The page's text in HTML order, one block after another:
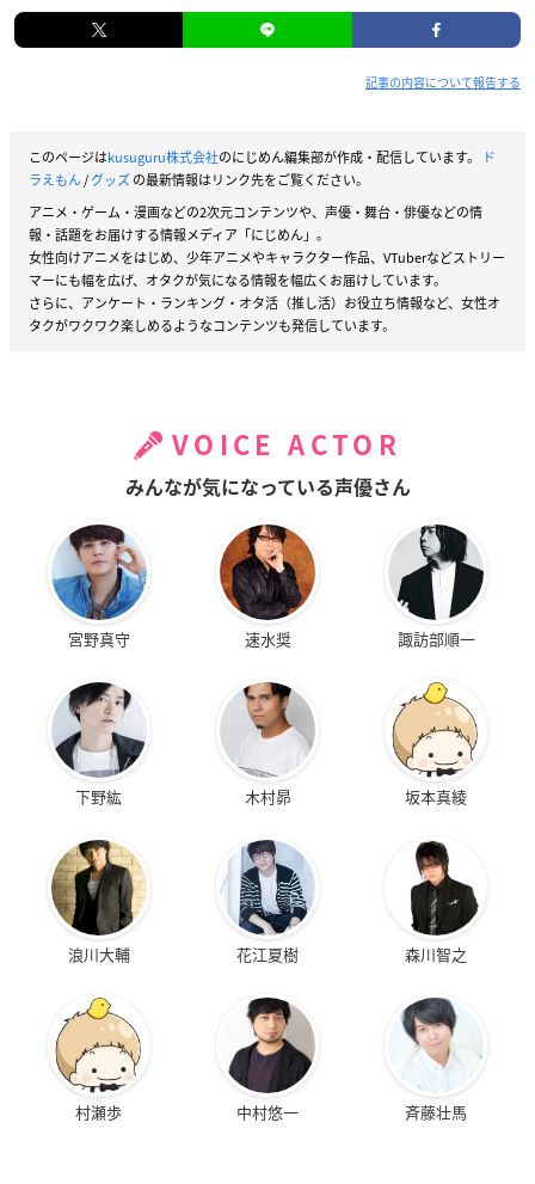
記事の内容について報告する
このページはkusuguru株式会社のにじめん編集部が作成・配信しています。
ド
ラえもん/グッズの最新情報はリンク先をご覧ください。
アニメ・ゲーム・漫画などの2次元コンテンツや、声優・舞台・俳優などの情
報・話題をお届けする情報メディア「にじめん」。
女性向けアニメをはじめ、少年アニメやキャラクター作品、VTuberなどストリー
マーにも幅を広げ、オタクが気になる情報を幅広くお届けしています。
さらに、アンケート・ランキング・オタ活（推し活）お役立ち情報など、女性オ
タクがワクワク楽しめるようなコンテンツも発信しています。
VOICE ACTOR
みんなが気になっている声優さん
宮野真守 速水奨 諏訪部順一
下野紘 木村昴 坂本真綾
浪川大輔 花江夏樹 森川智之
村瀬歩 中村悠一 斉藤壮馬